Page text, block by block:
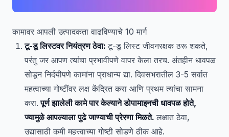
कामावर आपली उत्पादकता वाढविण्याचे 10 मार्ग
टू-डू लिस्टवर नियंत्रण ठेवा:टू-डू लिस्ट जीवनरक्षक ठरू शकते,
परंतु जर आपण त्यांचा प्रभावीपणे वापर केला तरच. अंतहीन धावपळ
सोडून निर्दयीपणे कामांना प्राधान्य द्या. दिवसभरातील 3-5 सर्वात
महत्वाच्या गोष्टींवर लक्ष केंद्रित करा आणि प्रथम त्यांचा सामना
करा. पूर्ण झालेली कामे पार केल्याने डोपामाइनची धावपळ होते,
ज्यामुळे आपल्याला पुढे जाण्याची प्रेरणा मिळते.लक्षात ठेवा,
उद्यासाठी कमी महत्त्वाच्या गोष्टी सोडणे ठीक आहे.